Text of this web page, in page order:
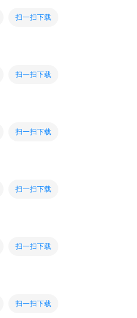
扫一扫下载
扫一扫下载
扫一扫下载
扫一扫下载
扫一扫下载
扫一扫下载